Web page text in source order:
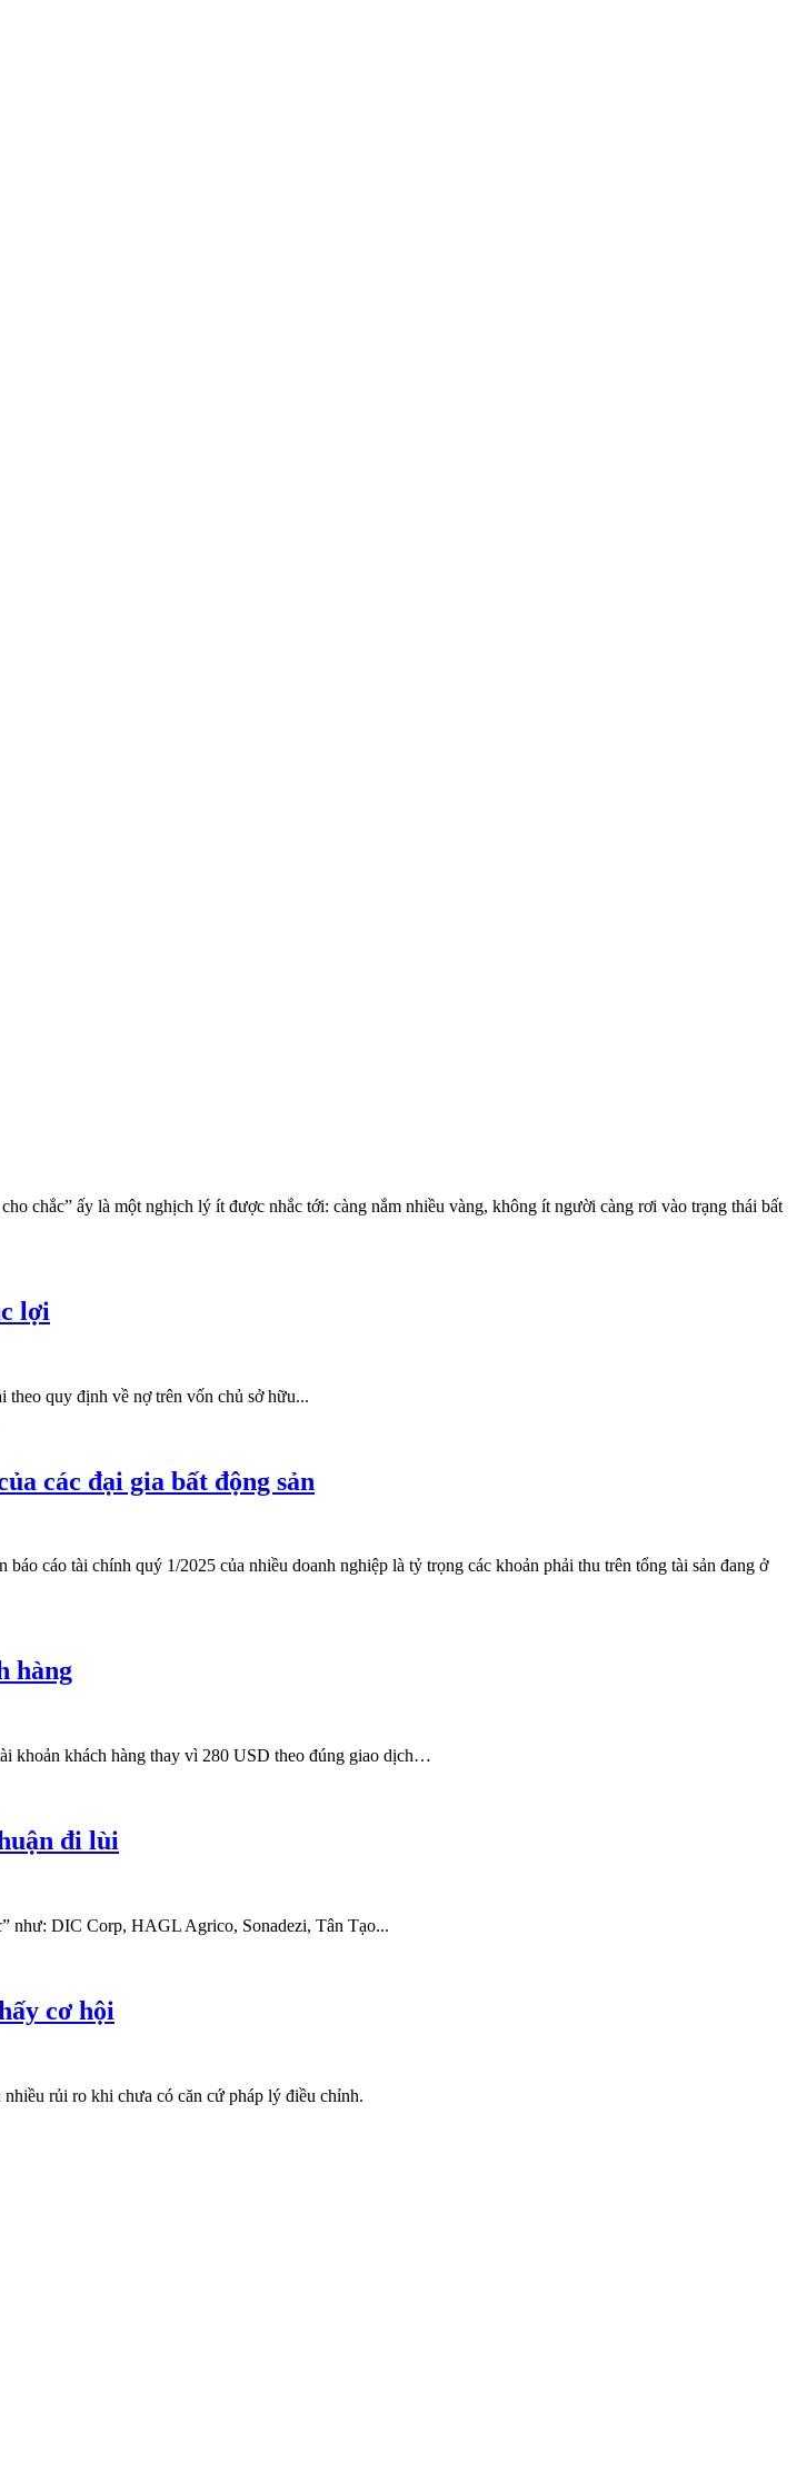
chắc” ấy là một nghịch lý ít được nhắc tới: càng nắm nhiều vàng, không ít người càng rơi vào trạng thái bất
lợi
theo quy định về nợ trên vốn chủ sở hữu...
các đại gia bất động sản
cáo tài chính quý 1/2025 của nhiều doanh nghiệp là tỷ trọng các khoản phải thu trên tổng tài sản đang ở
hàng
khoản khách hàng thay vì 280 USD theo đúng giao dịch…
đi lùi
như: DIC Corp, HAGL Agrico, Sonadezi, Tân Tạo...
cơ hội
rủi ro khi chưa có căn cứ pháp lý điều chỉnh.